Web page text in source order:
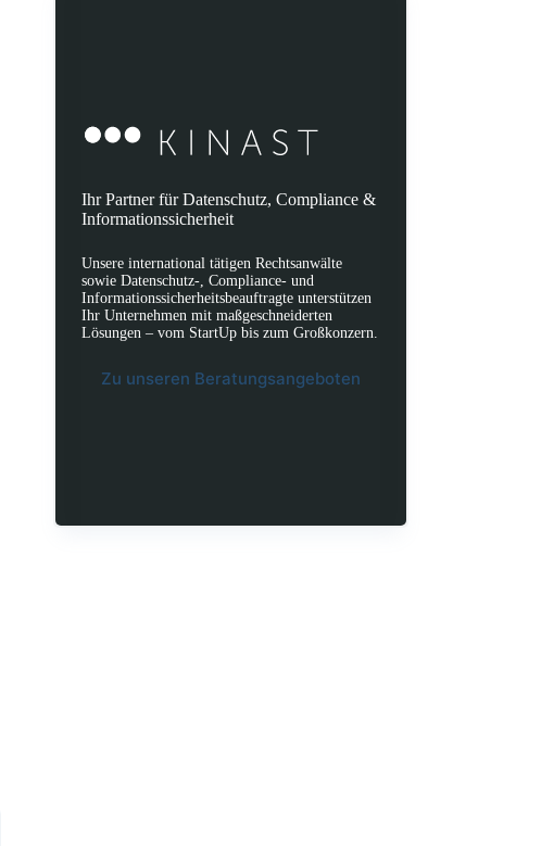
Ihr Partner für Datenschutz, Compliance &
Informationssicherheit
Unsere international tätigen Rechtsanwälte
sowie Datenschutz-, Compliance- und
Informationssicherheitsbeauftragte unterstützen
Ihr Unternehmen mit maßgeschneiderten
Lösungen – vom StartUp bis zum Großkonzern.
Zu unseren Beratungsangeboten